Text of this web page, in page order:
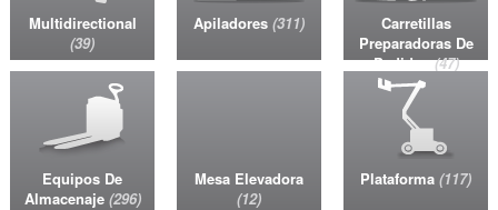
Multidirectional
39
Apiladores 311
Carretillas
Preparadoras De
Pedidos 47
Equipos De
Almacenaje 296
Mesa Elevadora
12
Plataforma 117